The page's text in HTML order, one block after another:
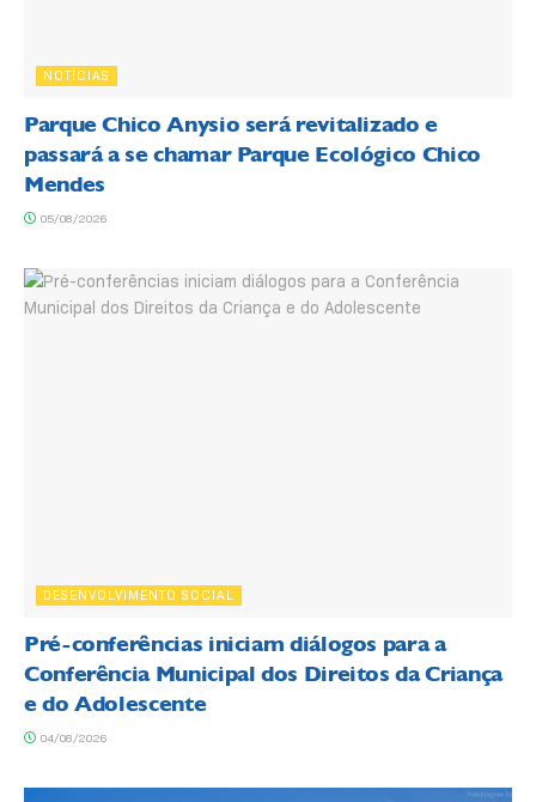
NOTÍCIAS
Parque Chico Anysio será revitalizado e
passará a se chamar Parque Ecológico Chico
Mendes
05/08/2026
DESENVOLVIMENTO SOCIAL
Pré-conferências iniciam diálogos para a
Conferência Municipal dos Direitos da Criança
e do Adolescente
04/08/2026